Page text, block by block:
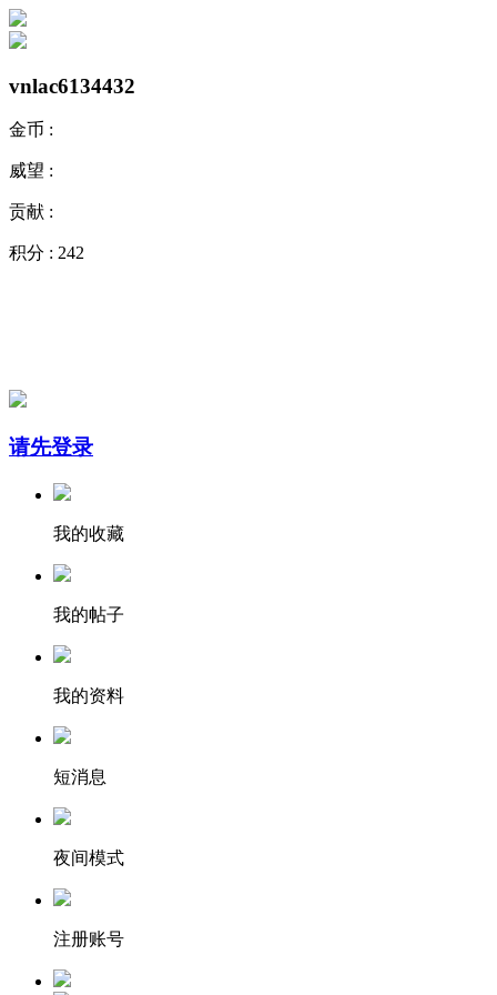
vnlac6134432
金币 :
威望 :
贡献 :
积分 : 242
请先登录
我的收藏
我的帖子
我的资料
短消息
夜间模式
注册账号